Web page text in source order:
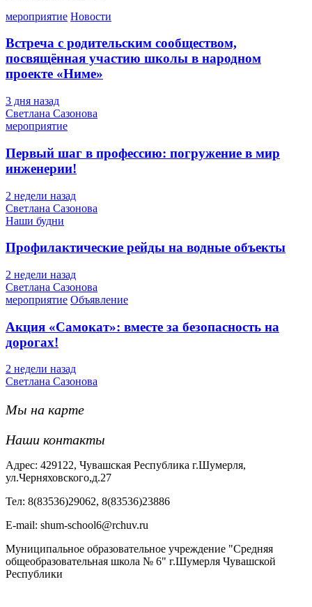
мероприятие Новости
Встреча с родительским сообществом,
посвящённая участию школы в народном
проекте «Ниме»
3 дня назад
Светлана Сазонова
мероприятие
Первый шаг в профессию: погружение в мир
инженерии!
2 недели назад
Светлана Сазонова
Наши будни
Профилактические рейды на водные объекты
2 недели назад
Светлана Сазонова
мероприятие Объявление
Акция «Самокат»: вместе за безопасность на
дорогах!
2 недели назад
Светлана Сазонова
Мы на карте
Наши контакты
Адрес: 429122, Чувашская Республика г.Шумерля,
ул.Черняховского,д.27
Тел: 8(83536)29062, 8(83536)23886
Е-mail: shum-school6@rchuv.ru
Муниципальное образовательное учреждение "Средняя
общеобразовательная школа № 6" г.Шумерля Чувашской
Республики